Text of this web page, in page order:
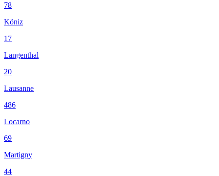
78
Köniz
17
Langenthal
20
Lausanne
486
Locarno
69
Martigny
44